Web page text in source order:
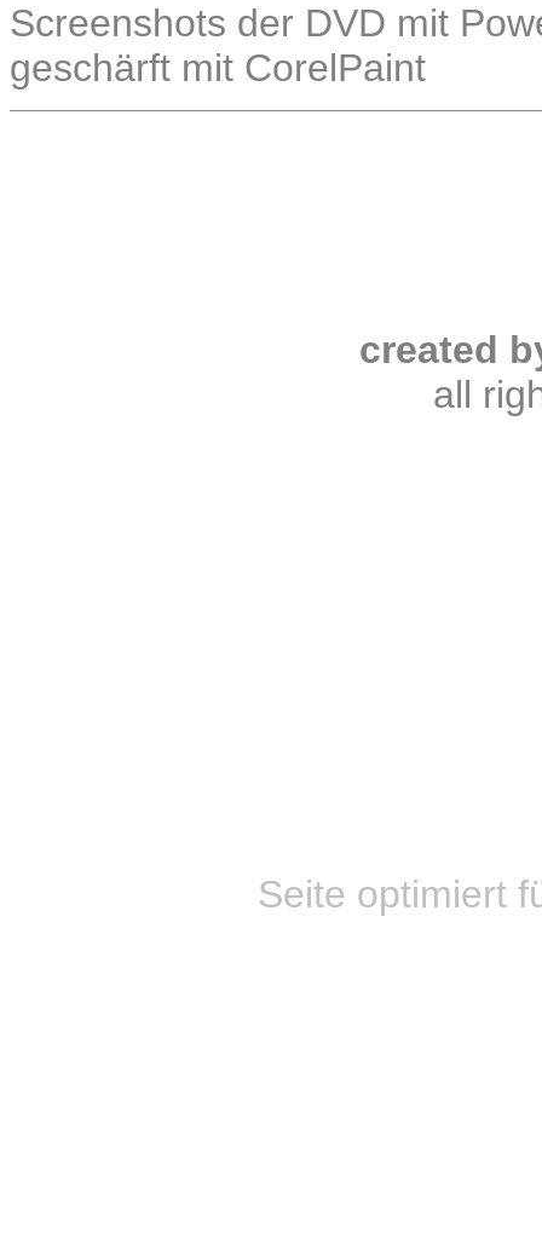
Screenshots der DVD mit
geschärft mit CorelPaint
created
all
Seite optimiert